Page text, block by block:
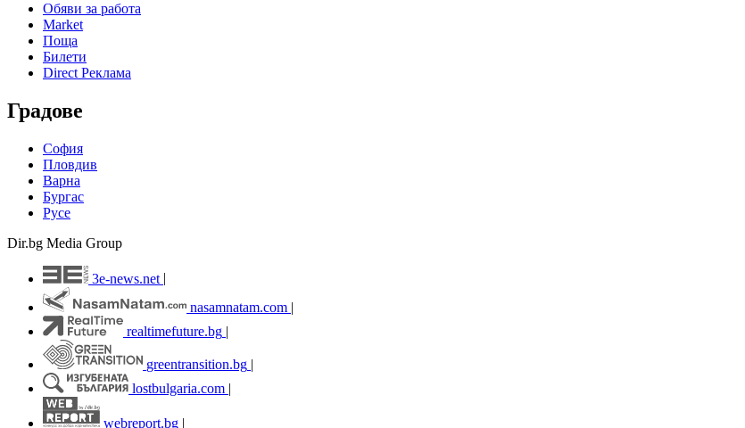
Обяви за работа
Market
Поща
Билети
Direct Реклама
Градове
София
Пловдив
Варна
Бургас
Русе
Dir.bg Media Group
3e-news.net
nasamnatam.com |
realtimefuture.bg |
greentransition.bg |
lostbulgaria.com |
webreport.bg |